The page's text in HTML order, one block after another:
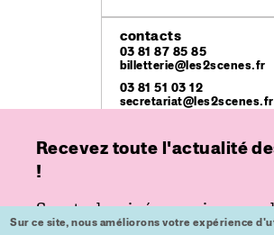
contacts
03 81 87 85 85
billetterie@les2scenes.fr
03 81 51 03 12
secretariat@les2scenes.fr
lieux
place de l'Europe
Recevez toute l'actualité
!
Spectacle, cinéma ou jeune
Sur ce site, nous améliorons votre expérience